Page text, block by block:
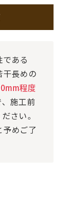
ある
干長めの
程度
施工前
さい。
めご了